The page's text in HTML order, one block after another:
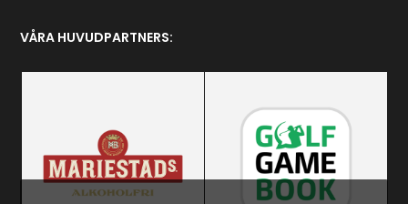
VÅRA HUVUDPARTNERS: